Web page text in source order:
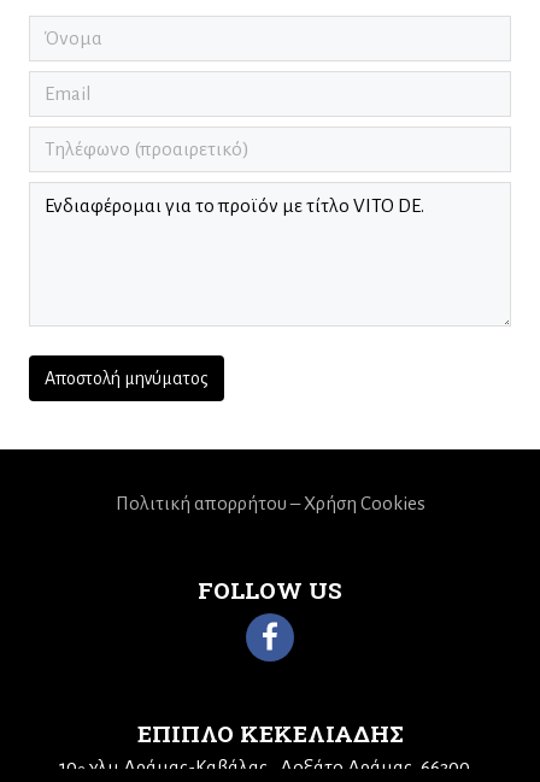
ΕΠΙΠΛΟ ΚΕΚΕΛΙΑΔΗΣ
10ο χλμ Δράμας-Καβάλας Δοξάτο Δράμας, 66300
FOLLOW US
Πολιτική απορρήτου – Χρήση Cookies